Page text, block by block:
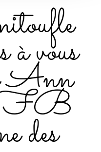
à vous
Ann
FB
des